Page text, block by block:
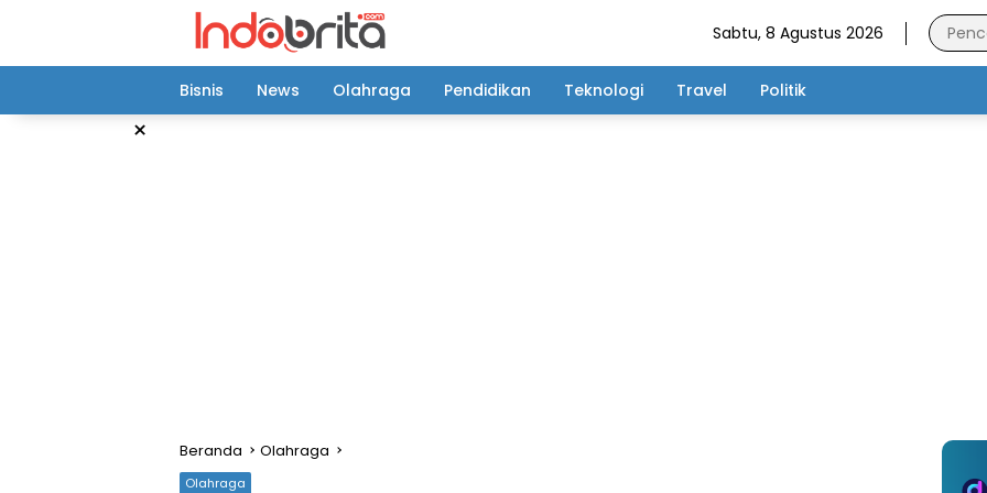
Sabtu, 8 Agustus 2026
Bisnis News Olahraga Pendidikan Teknologi Travel Politik
×
Beranda Olahraga
Olahraga